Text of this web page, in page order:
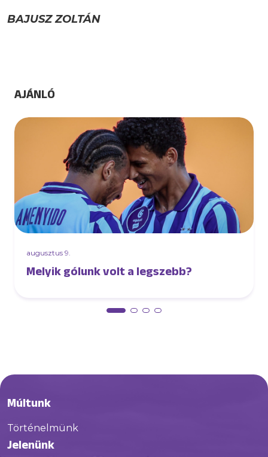
BAJUSZ ZOLTÁN
AJÁNLÓ
augusztus 9.
Melyik gólunk volt a legszebb?
Múltunk
Történelmünk
Jelenünk